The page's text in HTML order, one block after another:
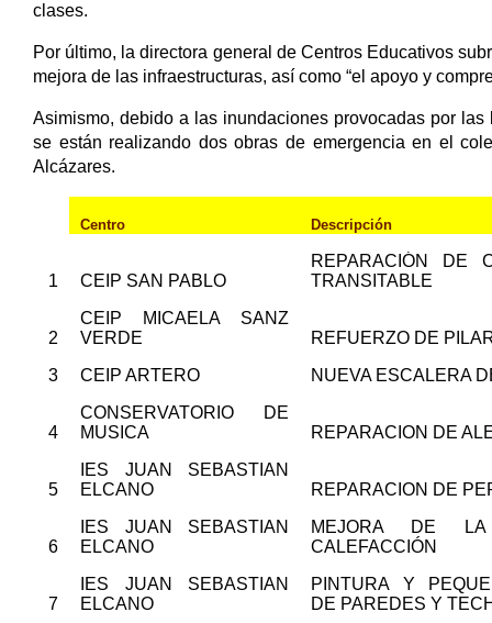
clases.
Por último, la directora general de Centros Educativos
mejora de las infraestructuras, así como “el apoyo y
Asimismo, debido a las inundaciones provocadas por
se están realizando dos obras de emergencia en el
Alcázares.
Centro Descripción
1 CEIP SAN PABLO
REPARACIÓN DE
TRANSITABLE
2
CEIP MICAELA SANZ
VERDE
REFUERZO DE
3
CEIP ARTERO NUEVA ESCALERA
4
CONSERVATORIO DE
MUSICA
REPARACION DE
5
IES JUAN SEBASTIAN
ELCANO
REPARACION DE
6
IES JUAN SEBASTIAN
ELCANO
MEJORA DE LA
CALEFACCIÓN
7
IES JUAN SEBASTIAN
ELCANO
PINTURA Y
DE PAREDES Y